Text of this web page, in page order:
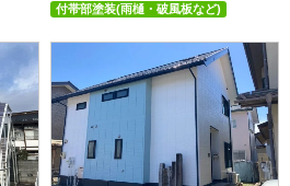
付帯部塗装(雨樋・破風板など)